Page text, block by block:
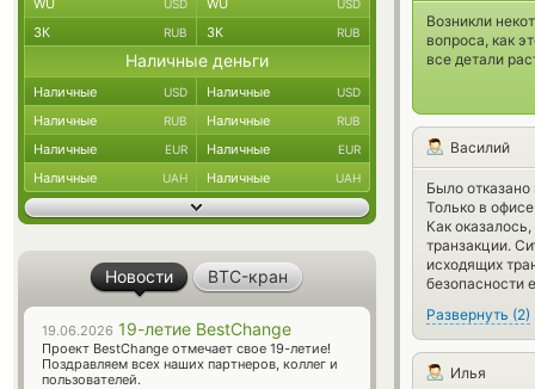
Возникли
вопроса, как
все детали
Василий
Было отказано
Только в
Как
транзакции.
исходящих
безопасности
Развернуть (2)
Илья
WU USD WU USD
ЗК RUB ЗК RUB
Наличные деньги
Наличные USD Наличные USD
Наличные RUB Наличные RUB
Наличные EUR Наличные EUR
Наличные UAH Наличные UAH
Новости BTC-кран
19.06.2026 19-летие BestChange
Проект BestChange отмечает свое 19-летие!
Поздравляем всех наших партнеров, коллег и
пользователей.